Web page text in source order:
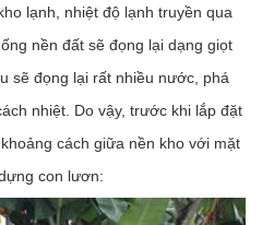
lạnh, nhiệt độ lạnh truyền qua
nền đất sẽ đọng lại dạng giọt
sẽ đọng lại rất nhiều nước, phá
nhiệt. Do vậy, trước khi lắp đặt
cách giữa nền kho với mặt
con lươn: